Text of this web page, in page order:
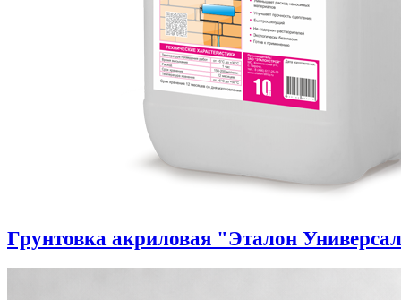
Грунтовка акриловая "Эталон